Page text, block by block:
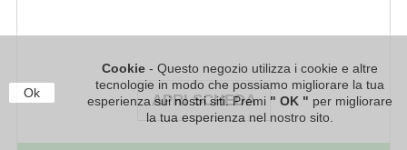
Ok
Cookie - Questo negozio utilizza i cookie e altre
tecnologie in modo che possiamo migliorare la tua
esperienza sui nostri siti. Premi " OK " per migliorare
la tua esperienza nel nostro sito.
APRI SCHEDA